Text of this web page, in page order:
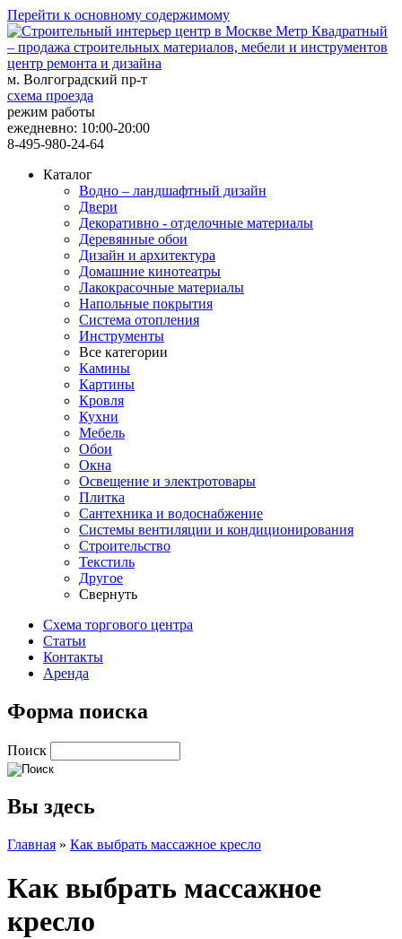
Перейти к основному содержимому
центр ремонта и дизайна
м. Волгоградский пр-т
схема проезда
режим работы
ежедневно: 10:00-20:00
8-495-980-24-64
Каталог
Водно – ландшафтный дизайн
Двери
Декоративно - отделочные материалы
Деревянные обои
Дизайн и архитектура
Домашние кинотеатры
Лакокрасочные материалы
Напольные покрытия
Система отопления
Инструменты
Все категории
Камины
Картины
Кровля
Кухни
Мебель
Обои
Окна
Освещение и электротовары
Плитка
Сантехника и водоснабжение
Системы вентиляции и кондиционирования
Строительство
Текстиль
Другое
Свернуть
Схема торгового центра
Статьи
Контакты
Аренда
Форма поиска
Поиск
Вы здесь
Главная » Как выбрать массажное кресло
Как выбрать массажное
кресло